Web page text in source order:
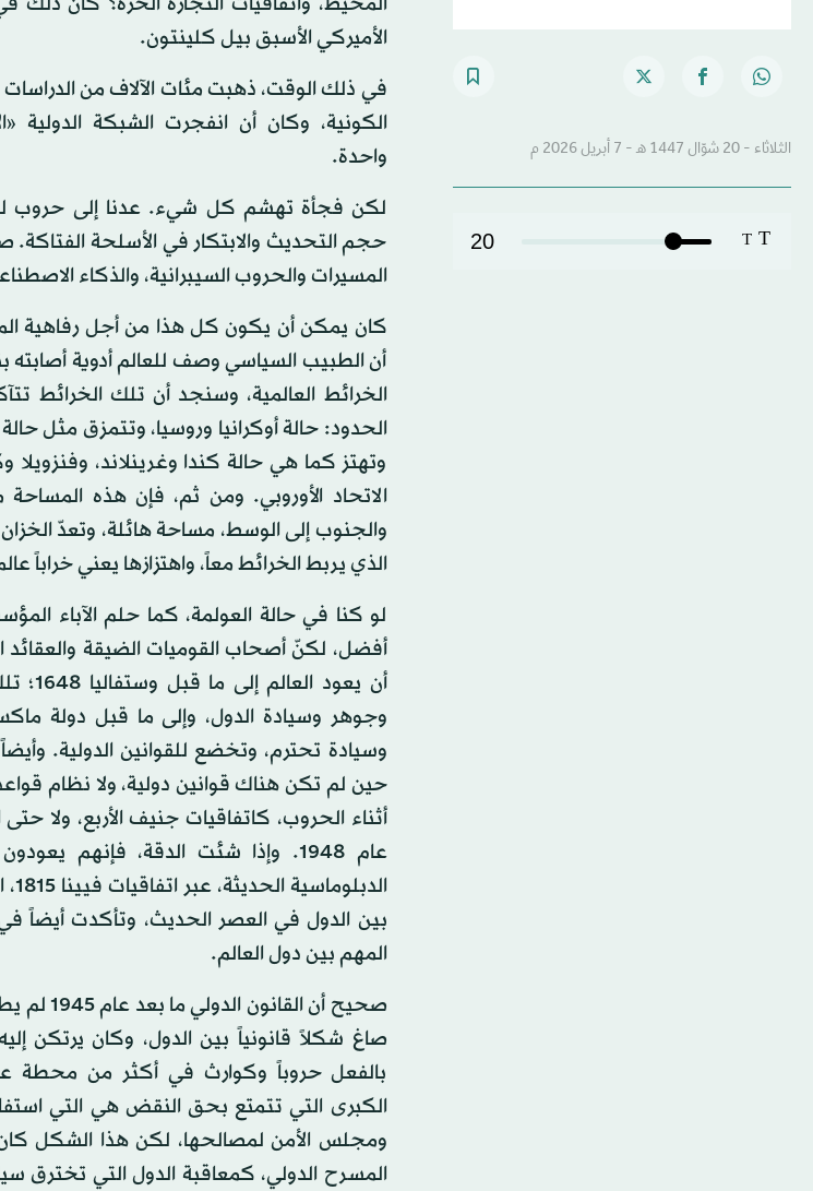
الثلاثاء - 20 شوّال 1447 هـ - 7 أبريل 2026 م
T
T
20
الأميركي الأسبق بيل كلينتون.
في ذلك الوقت، ذهبت مئات الآلاف من الدراسات
الكونية، وكان أن انفجرت الشبكة الدولية
واحدة.
لكن فجأة تهشم كل شيء. عدنا إلى حروب
حجم التحديث والابتكار في الأسلحة
المسيرات والحروب السيبرانية، والذكاء
كان يمكن أن يكون كل هذا من أجل رفاهية
أن الطبيب السياسي وصف للعالم أدوية أصابته
الخرائط العالمية، وسنجد أن تلك الخرائط
الحدود: حالة أوكرانيا وروسيا، وتتمزق مثل
وتهتز كما هي حالة كندا وغرينلاند،
الاتحاد الأوروبي. ومن ثم، فإن هذه
والجنوب إلى الوسط، مساحة هائلة، وتعدّ
الذي يربط الخرائط معاً، واهتزازها يعني خراباً
لو كنا في حالة العولمة، كما حلم الآباء
أفضل، لكنّ أصحاب القوميات الضيقة والعقائد
أن
وجوهر وسيادة الدول، وإلى ما قبل دولة
حين لم تكن هناك قوانين دولية، ولا نظام
أثناء الحروب، كاتفاقيات جنيف الأربع، ولا
عام 1948. وإذا شئت الدقة، فإنهم
المهم بين دول العالم.
صحيح أن
صاغ شكلاً قانونياً بين الدول، وكان يرتكن
بالفعل حروباً وكوارث في أكثر من محطة
الكبرى التي تتمتع بحق النقض هي التي
ومجلس الأمن لمصالحها، لكن هذا الشكل
المسرح الدولي، كمعاقبة الدول التي تخترق